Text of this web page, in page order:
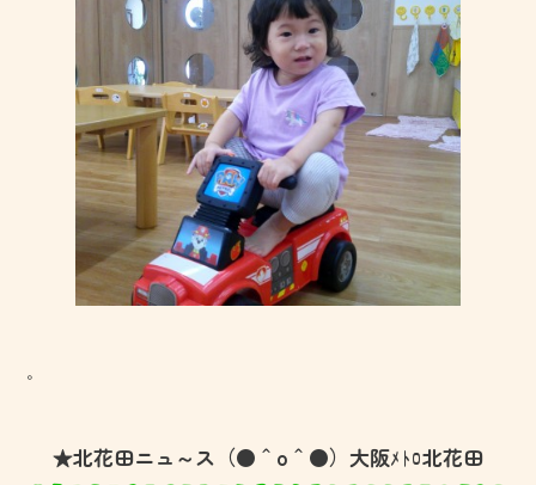
。
★北花田ニュ～ス（●＾o＾●）大阪ﾒﾄﾛ北花田